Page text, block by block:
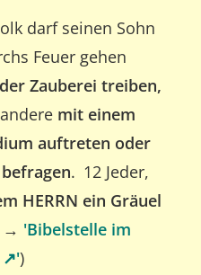
darf seinen Sohn
Feuer gehen
Zauberei treiben,
mit einem
auftreten oder
. 12 Jeder,
HERRN ein Gräuel
→ 'Bibelstelle im
↗️')